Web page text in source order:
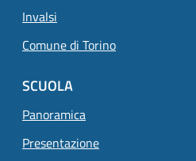
Invalsi
Comune di Torino
SCUOLA
Panoramica
Presentazione